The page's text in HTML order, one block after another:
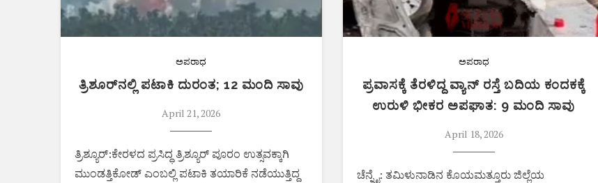
ಅಪರಾಧ
ತ್ರಿಶೂರ್‌ನಲ್ಲಿ ಪಟಾಕಿ ದುರಂತ; 12 ಮಂದಿ ಸಾವು
April 21, 2026
ತ್ರಿಶ್ಯೂರ್‌:ಕೇರಳದ ಪ್ರಸಿದ್ಧ ತ್ರಿಶ್ಯೂರ್‌ ಪೂರಂ ಉತ್ಸವಕ್ಕಾಗಿ
ಮುಂಡತ್ತಿಕೋಡ್‌ ಎಂಬಲ್ಲಿ ಪಟಾಕಿ ತಯಾರಿಕೆ ನಡೆಯುತ್ತಿದ್ದ
ಅಪರಾಧ
ಪ್ರವಾಸಕ್ಕೆ ತೆರಳಿದ್ದ ವ್ಯಾನ್ ರಸ್ತೆ ಬದಿಯ ಕಂದಕಕ್ಕೆ
ಉರುಳಿ ಭೀಕರ ಅಪಘಾತ: 9 ಮಂದಿ ಸಾವು
April 18, 2026
ಚೆನ್ನೈ: ತಮಿಳುನಾಡಿನ ಕೊಯಮತ್ತೂರು ಜಿಲ್ಲೆಯ